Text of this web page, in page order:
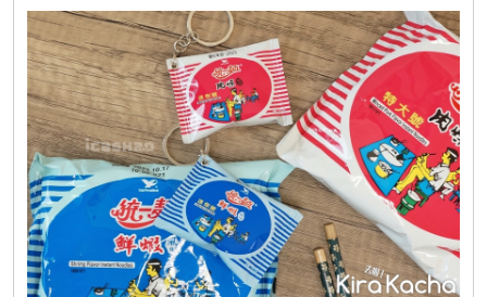
新「星宇航空接駁車icash2.0」，讓大家感受搭機前的
興奮瞬間！星宇航空不只飛機質感滿分，就連機坪接駁